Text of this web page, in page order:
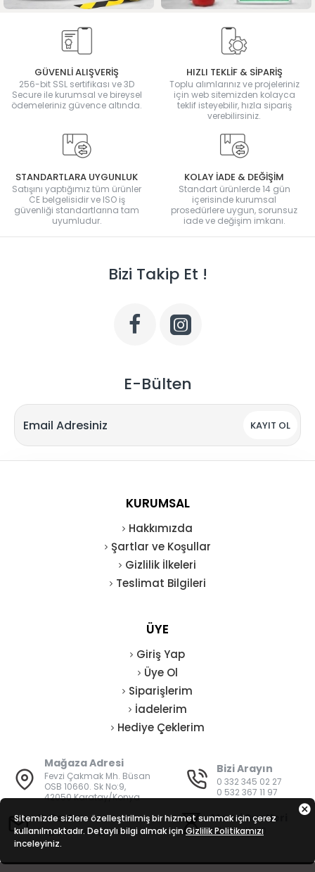
GÜVENLİ ALIŞVERİŞ
256-bit SSL sertifikası ve 3D
Secure ile kurumsal ve bireysel
ödemeleriniz güvence altında.
HIZLI TEKLİF & SİPARİŞ
Toplu alımlarınız ve projeleriniz
için web sitemizden kolayca
teklif isteyebilir, hızla sipariş
verebilirsiniz.
STANDARTLARA UYGUNLUK
Satışını yaptığımız tüm ürünler
CE belgelisidir ve ISO iş
güvenliği standartlarına tam
uyumludur.
KOLAY İADE & DEĞİŞİM
Standart ürünlerde 14 gün
içerisinde kurumsal
prosedürlere uygun, sorunsuz
iade ve değişim imkanı.
Bizi Takip Et !
E-Bülten
KAYIT OL
KURUMSAL
Hakkımızda
Şartlar ve Koşullar
Gizlilik İlkeleri
Teslimat Bilgileri
ÜYE
Giriş Yap
Üye Ol
Siparişlerim
İadelerim
Hediye Çeklerim
Mağaza Adresi
Fevzi Çakmak Mh. Büsan
OSB 10660. Sk No:9,
42050 Karatay/Konya
Bizi Arayın
0 332 345 02 27
0 532 367 11 97
E-Posta
bilgi@vatanisguvenligi.com
Mesai Saatleri
08:00 - 19:00
Sitemizde sizlere özelleştirilmiş bir hizmet sunmak için çerez
kullanılmaktadır. Detaylı bilgi almak için Gizlilik Politikamızı
inceleyiniz.